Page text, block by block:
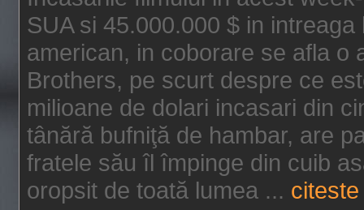
SUA si 45.000.000 $ in
american, in coborare se afla o
Brothers, pe scurt despre ce
milioane de dolari incasari din
tânără bufniţă de hambar, are
fratele său îl împinge din cuib
oropsit de toată lumea ...